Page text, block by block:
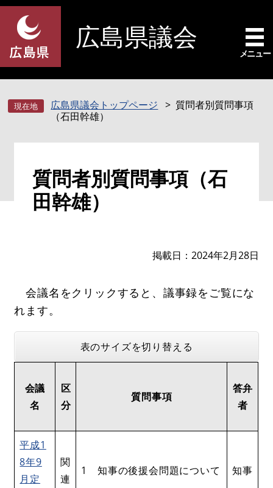
ペ
先
頭
す
メ
を
飛
し
広島県議会
メニュー
広島県議会トップページ
質問者別質問事項
（石田幹雄）
質問者別質問事項（石
田幹雄）
掲載日 2024年2月28日
会議名をクリックすると、議事録をご覧にな
れます。
表のサイズを切り替える
会議
名
区
分
質問事項
答弁
者
平成1
8年9
月定
関
連
1 知事の後援会問題について 知事